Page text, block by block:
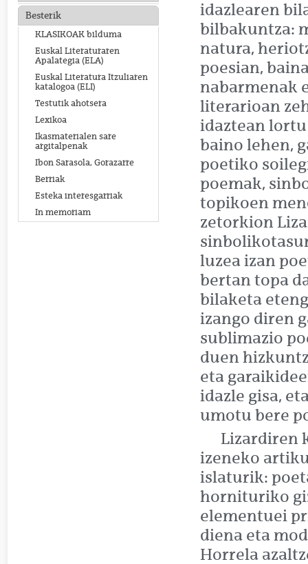
Besterik
KLASIKOAK bilduma
Euskal Literaturaren
Apalategia (ELA)
Euskal Literatura Itzuliaren
katalogoa (ELI)
Testutik ahotsera
Lexikoa
Ikasmaterialen sare
argitalpenak
Ibon Sarasola, Gorazarre
Berriak
Esteka interesgarriak
In memoriam
idazlearen
bilbakuntza:
natura,
poesian,
nabarmenak
literarioan
idaztean
baino lehen,
poetiko
poemak,
topikoen
zetorkion
luzea izan
bertan topa
bilaketa
izango diren
sublimazio
duen
eta
idazle gisa,
umotu bere
Lizardiren
izeneko
islaturik:
hornituriko
elementuei
diena eta
Horrela